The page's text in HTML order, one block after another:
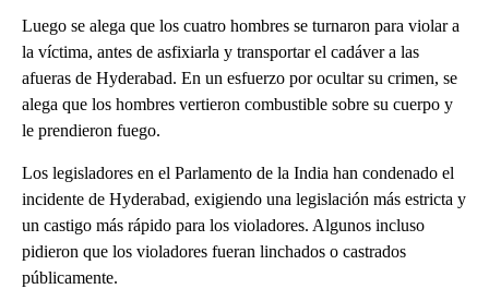
Luego se alega que los cuatro hombres se turnaron para violar a
la víctima, antes de asfixiarla y transportar el cadáver a las
afueras de Hyderabad. En un esfuerzo por ocultar su crimen, se
alega que los hombres vertieron combustible sobre su cuerpo y
le prendieron fuego.
Los legisladores en el Parlamento de la India han condenado el
incidente de Hyderabad, exigiendo una legislación más estricta y
un castigo más rápido para los violadores. Algunos incluso
pidieron que los violadores fueran linchados o castrados
públicamente.